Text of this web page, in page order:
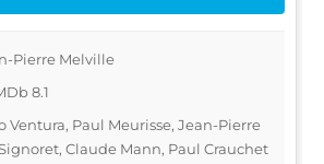
Pierre Melville
8.1
Ventura, Paul Meurisse, Jean-Pierre
Claude Mann, Paul Crauchet